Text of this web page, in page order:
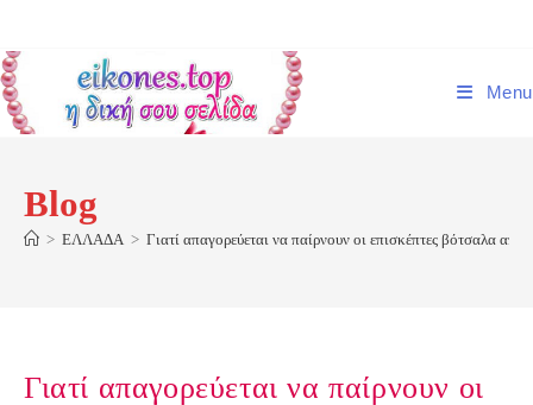
content
Menu
Blog
> ΕΛΛΑΔΑ > Γιατί απαγορεύεται να παίρνουν οι επισκέπτες βότσαλα
Γιατί απαγορεύεται να παίρνουν οι